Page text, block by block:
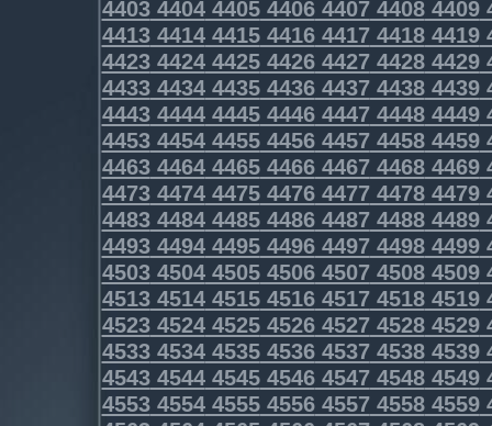
4403440444054406440744084409
4413441444154416441744184419
4423442444254426442744284429
4433443444354436443744384439
4443444444454446444744484449
4453445444554456445744584459
4463446444654466446744684469
4473447444754476447744784479
4483448444854486448744884489
4493449444954496449744984499
4503450445054506450745084509
4513451445154516451745184519
4523452445254526452745284529
4533453445354536453745384539
4543454445454546454745484549
4553455445554556455745584559